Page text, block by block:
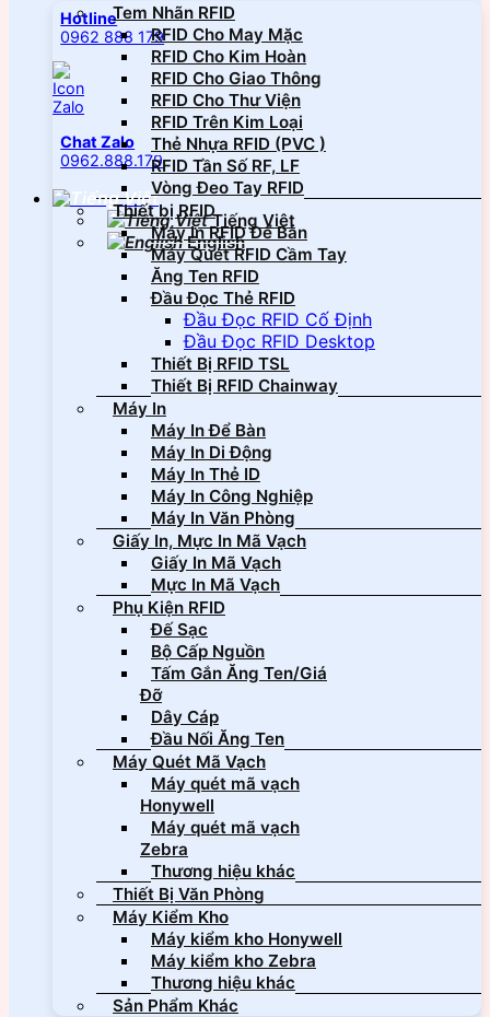
Hotline
0962 888 179
Chat Zalo
0962.888.179
Tiếng Việt
English
Tem Nhãn RFID
RFID Cho May Mặc
RFID Cho Kim Hoàn
RFID Cho Giao Thông
RFID Cho Thư Viện
RFID Trên Kim Loại
Thẻ Nhựa RFID (PVC )
RFID Tần Số RF, LF
Vòng Đeo Tay RFID
Thiết bị RFID
Máy In RFID Để Bàn
Máy Quét RFID Cầm Tay
Ăng Ten RFID
Đầu Đọc Thẻ RFID
Đầu Đọc RFID Cố Định
Đầu Đọc RFID Desktop
Thiết Bị RFID TSL
Thiết Bị RFID Chainway
Máy In
Máy In Để Bàn
Máy In Di Động
Máy In Thẻ ID
Máy In Công Nghiệp
Máy In Văn Phòng
Giấy In, Mực In Mã Vạch
Giấy In Mã Vạch
Mực In Mã Vạch
Phụ Kiện RFID
Đế Sạc
Bộ Cấp Nguồn
Tấm Gắn Ăng Ten/Giá
Đỡ
Dây Cáp
Đầu Nối Ăng Ten
Máy Quét Mã Vạch
Máy quét mã vạch
Honywell
Máy quét mã vạch
Zebra
Thương hiệu khác
Thiết Bị Văn Phòng
Máy Kiểm Kho
Máy kiểm kho Honywell
Máy kiểm kho Zebra
Thương hiệu khác
Sản Phẩm Khác